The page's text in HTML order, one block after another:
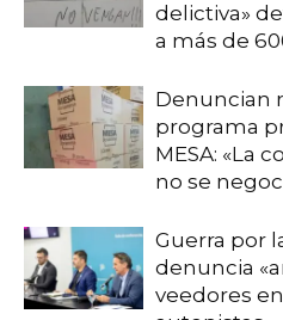
delictiva»
a más de
Denuncian
programa
MESA: «La
no se
Guerra por
denuncia
veedores